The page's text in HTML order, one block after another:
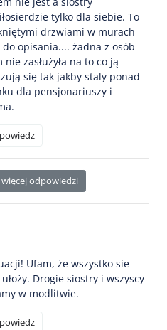
tylko dla siebie. To
drzwiami w murach
opisania.... żadna z osób
zasłużyła na to co ją
się tak jakby staly ponad
dla pensjonariuszy i
więcej odpowiedzi
Ufam, że wszystko sie
Drogie siostry i wszyscy
w modlitwie.